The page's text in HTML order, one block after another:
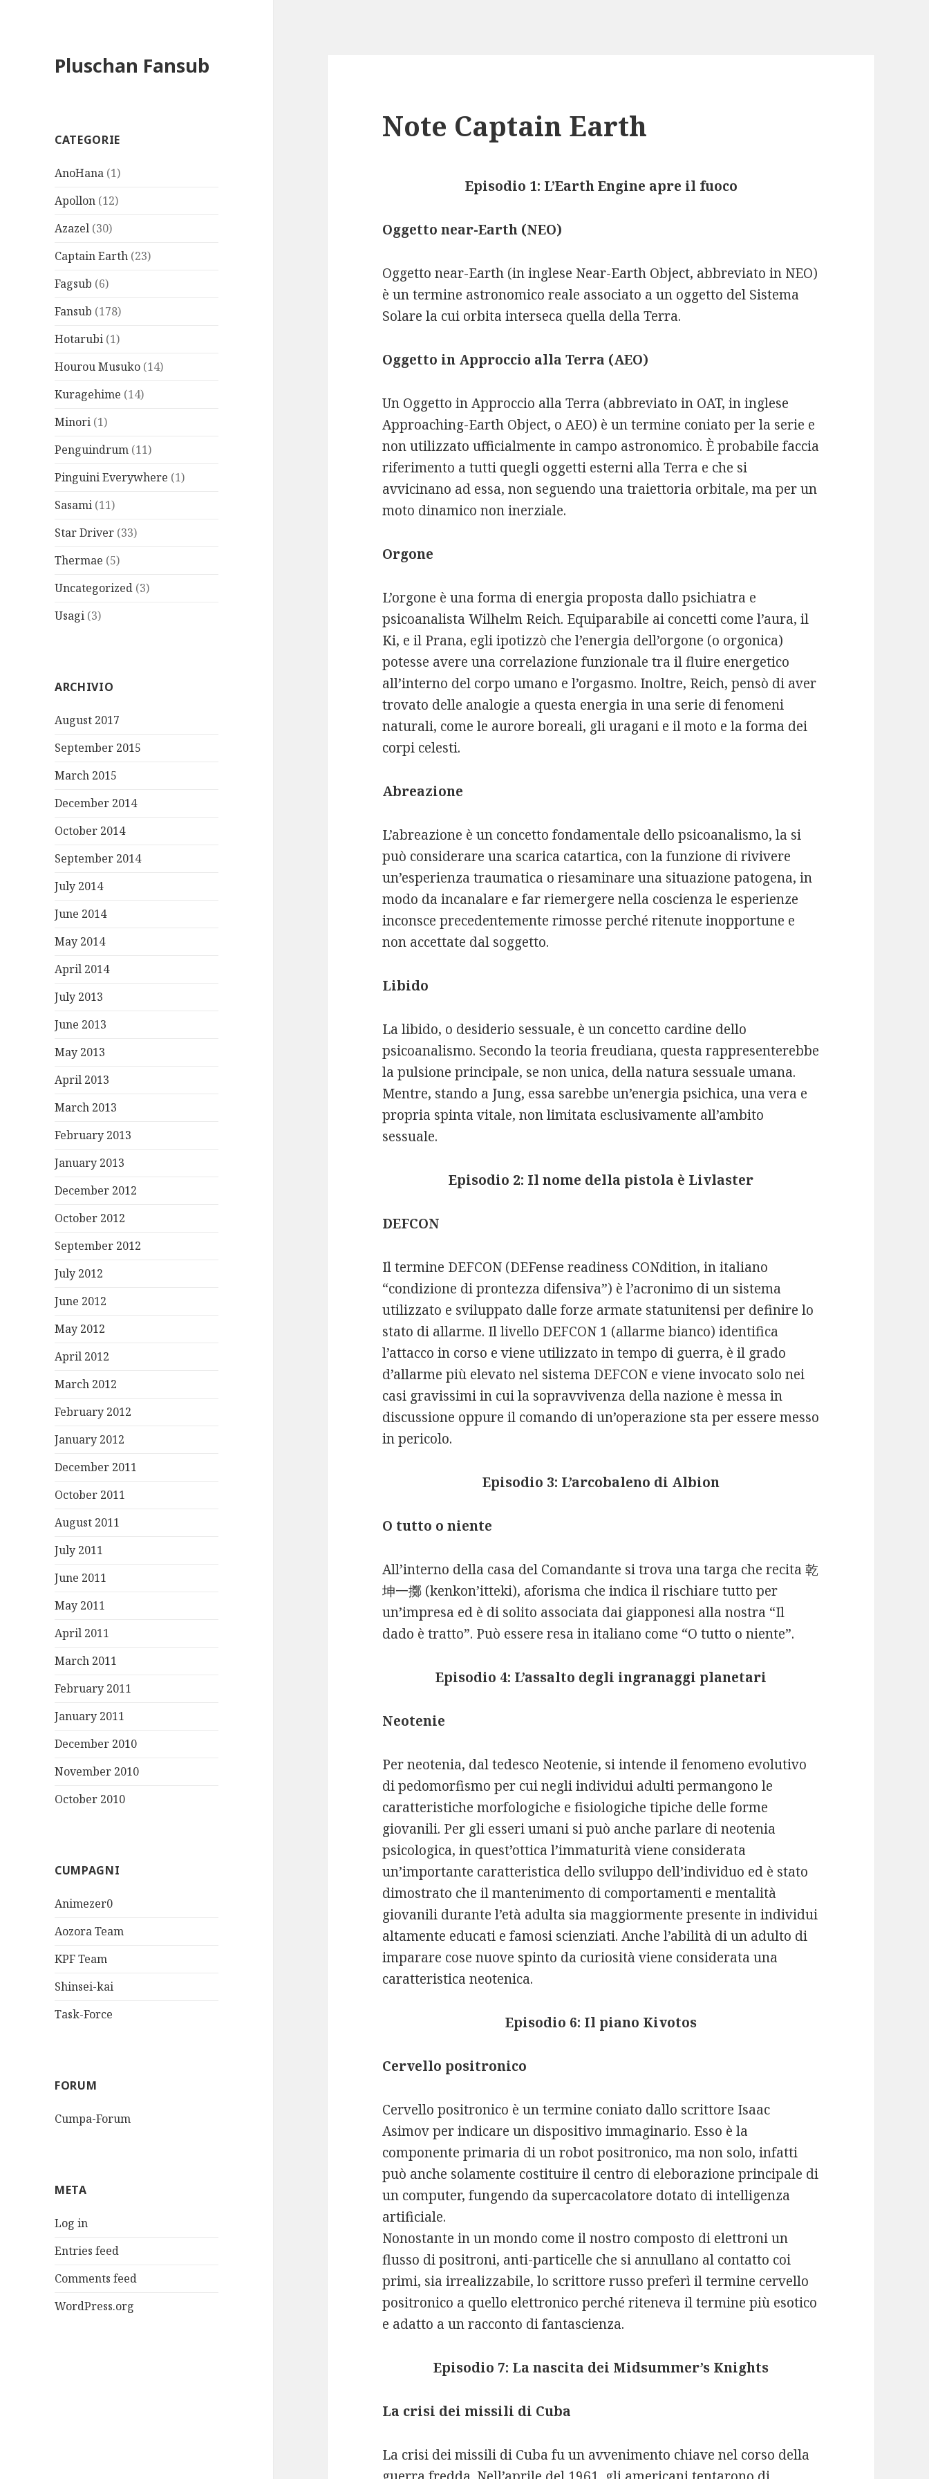
Pluschan Fansub
CATEGORIE
AnoHana (1)
Apollon (12)
Azazel (30)
Captain Earth (23)
Fagsub (6)
Fansub (178)
Hotarubi (1)
Hourou Musuko (14)
Kuragehime (14)
Minori (1)
Penguindrum (11)
Pinguini Everywhere (1)
Sasami (11)
Star Driver (33)
Thermae (5)
Uncategorized (3)
Usagi (3)
ARCHIVIO
August 2017
September 2015
March 2015
December 2014
October 2014
September 2014
July 2014
June 2014
May 2014
April 2014
July 2013
June 2013
May 2013
April 2013
March 2013
February 2013
January 2013
December 2012
October 2012
September 2012
July 2012
June 2012
May 2012
April 2012
March 2012
February 2012
January 2012
December 2011
October 2011
August 2011
July 2011
June 2011
May 2011
April 2011
March 2011
February 2011
January 2011
December 2010
November 2010
October 2010
CUMPAGNI
Animezer0
Aozora Team
KPF Team
Shinsei-kai
Task-Force
FORUM
Cumpa-Forum
META
Log in
Entries feed
Comments feed
WordPress.org
Note Captain Earth
Episodio 1: L’Earth Engine apre il fuoco
Oggetto near-Earth (NEO)
Oggetto near-Earth (in inglese Near-Earth Object, abbreviato in NEO)
è un termine astronomico reale associato a un oggetto del Sistema
Solare la cui orbita interseca quella della Terra.
Oggetto in Approccio alla Terra (AEO)
Un Oggetto in Approccio alla Terra (abbreviato in OAT, in inglese
Approaching-Earth Object, o AEO) è un termine coniato per la serie e
non utilizzato ufficialmente in campo astronomico. È probabile faccia
riferimento a tutti quegli oggetti esterni alla Terra e che si
avvicinano ad essa, non seguendo una traiettoria orbitale, ma per un
moto dinamico non inerziale.
Orgone
L’orgone è una forma di energia proposta dallo psichiatra e
psicoanalista Wilhelm Reich. Equiparabile ai concetti come l’aura, il
Ki, e il Prana, egli ipotizzò che l’energia dell’orgone (o orgonica)
potesse avere una correlazione funzionale tra il fluire energetico
all’interno del corpo umano e l’orgasmo. Inoltre, Reich, pensò di aver
trovato delle analogie a questa energia in una serie di fenomeni
naturali, come le aurore boreali, gli uragani e il moto e la forma dei
corpi celesti.
Abreazione
L’abreazione è un concetto fondamentale dello psicoanalismo, la si
può considerare una scarica catartica, con la funzione di rivivere
un’esperienza traumatica o riesaminare una situazione patogena, in
modo da incanalare e far riemergere nella coscienza le esperienze
inconsce precedentemente rimosse perché ritenute inopportune e
non accettate dal soggetto.
Libido
La libido, o desiderio sessuale, è un concetto cardine dello
psicoanalismo. Secondo la teoria freudiana, questa rappresenterebbe
la pulsione principale, se non unica, della natura sessuale umana.
Mentre, stando a Jung, essa sarebbe un’energia psichica, una vera e
propria spinta vitale, non limitata esclusivamente all’ambito
sessuale.
Episodio 2: Il nome della pistola è Livlaster
DEFCON
Il termine DEFCON (DEFense readiness CONdition, in italiano
“condizione di prontezza difensiva”) è l’acronimo di un sistema
utilizzato e sviluppato dalle forze armate statunitensi per definire lo
stato di allarme. Il livello DEFCON 1 (allarme bianco) identifica
l’attacco in corso e viene utilizzato in tempo di guerra, è il grado
d’allarme più elevato nel sistema DEFCON e viene invocato solo nei
casi gravissimi in cui la sopravvivenza della nazione è messa in
discussione oppure il comando di un’operazione sta per essere messo
in pericolo.
Episodio 3: L’arcobaleno di Albion
O tutto o niente
All’interno della casa del Comandante si trova una targa che recita 乾
坤一擲 (kenkon’itteki), aforisma che indica il rischiare tutto per
un’impresa ed è di solito associata dai giapponesi alla nostra “Il
dado è tratto”. Può essere resa in italiano come “O tutto o niente”.
Episodio 4: L’assalto degli ingranaggi planetari
Neotenie
Per neotenia, dal tedesco Neotenie, si intende il fenomeno evolutivo
di pedomorfismo per cui negli individui adulti permangono le
caratteristiche morfologiche e fisiologiche tipiche delle forme
giovanili. Per gli esseri umani si può anche parlare di neotenia
psicologica, in quest’ottica l’immaturità viene considerata
un’importante caratteristica dello sviluppo dell’individuo ed è stato
dimostrato che il mantenimento di comportamenti e mentalità
giovanili durante l’età adulta sia maggiormente presente in individui
altamente educati e famosi scienziati. Anche l’abilità di un adulto di
imparare cose nuove spinto da curiosità viene considerata una
caratteristica neotenica.
Episodio 6: Il piano Kivotos
Cervello positronico
Cervello positronico è un termine coniato dallo scrittore Isaac
Asimov per indicare un dispositivo immaginario. Esso è la
componente primaria di un robot positronico, ma non solo, infatti
può anche solamente costituire il centro di eleborazione principale di
un computer, fungendo da supercacolatore dotato di intelligenza
artificiale.
Nonostante in un mondo come il nostro composto di elettroni un
flusso di positroni, anti-particelle che si annullano al contatto coi
primi, sia irrealizzabile, lo scrittore russo preferì il termine cervello
positronico a quello elettronico perché riteneva il termine più esotico
e adatto a un racconto di fantascienza.
Episodio 7: La nascita dei Midsummer’s Knights
La crisi dei missili di Cuba
La crisi dei missili di Cuba fu un avvenimento chiave nel corso della